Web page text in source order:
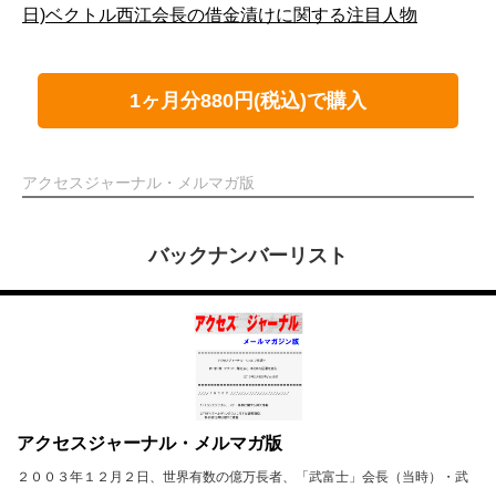
日)ベクトル西江会長の借金漬けに関する注目人物
1ヶ月分880円(税込)で購入
アクセスジャーナル・メルマガ版
バックナンバーリスト
アクセスジャーナル・メルマガ版
２００３年１２月２日、世界有数の億万長者、「武富士」会長（当時）・武